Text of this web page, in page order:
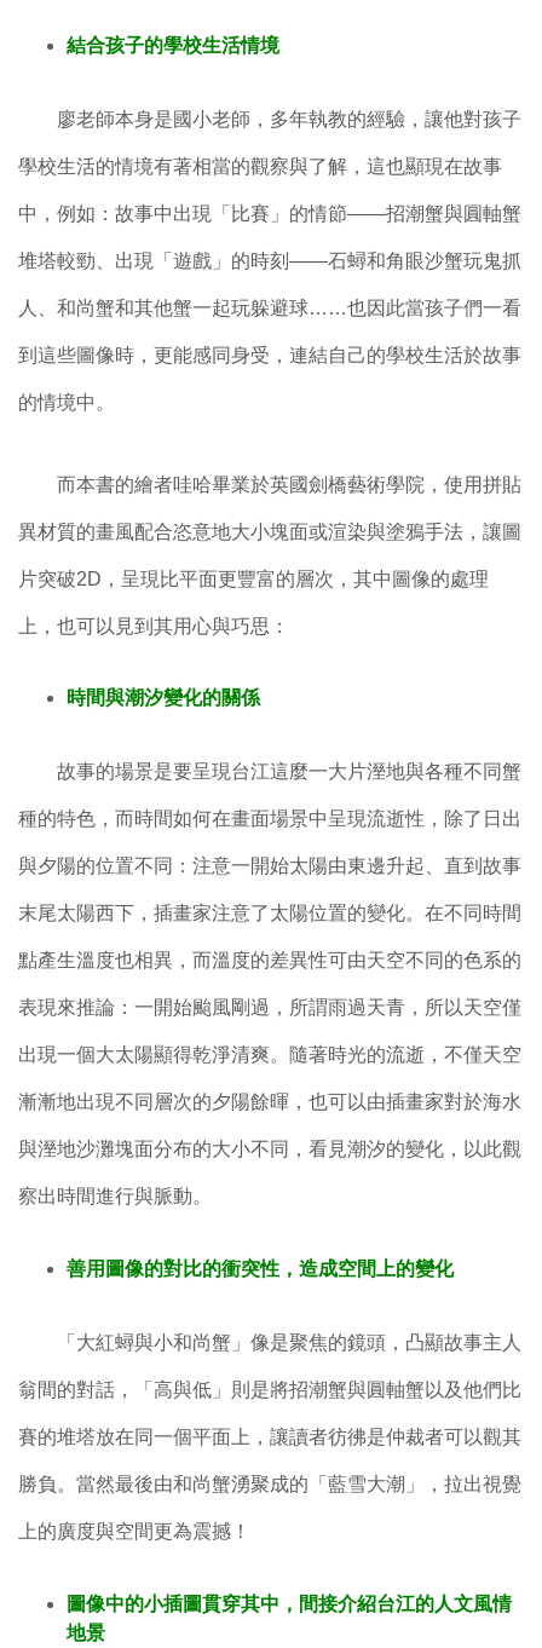
結合孩子的學校生活情境
廖老師本身是國小老師，多年執教的經驗，讓他對孩子
學校生活的情境有著相當的觀察與了解，這也顯現在故事
中，例如：故事中出現「比賽」的情節——招潮蟹與圓軸蟹
堆塔較勁、出現「遊戲」的時刻——石蟳和角眼沙蟹玩鬼抓
人、和尚蟹和其他蟹一起玩躲避球……也因此當孩子們一看
到這些圖像時，更能感同身受，連結自己的學校生活於故事
的情境中。
而本書的繪者哇哈畢業於英國劍橋藝術學院，使用拼貼
異材質的畫風配合恣意地大小塊面或渲染與塗鴉手法，讓圖
片突破2D，呈現比平面更豐富的層次，其中圖像的處理
上，也可以見到其用心與巧思：
時間與潮汐變化的關係
故事的場景是要呈現台江這麼一大片溼地與各種不同蟹
種的特色，而時間如何在畫面場景中呈現流逝性，除了日出
與夕陽的位置不同：注意一開始太陽由東邊升起、直到故事
末尾太陽西下，插畫家注意了太陽位置的變化。在不同時間
點產生溫度也相異，而溫度的差異性可由天空不同的色系的
表現來推論：一開始颱風剛過，所謂雨過天青，所以天空僅
出現一個大太陽顯得乾淨清爽。隨著時光的流逝，不僅天空
漸漸地出現不同層次的夕陽餘暉，也可以由插畫家對於海水
與溼地沙灘塊面分布的大小不同，看見潮汐的變化，以此觀
察出時間進行與脈動。
善用圖像的對比的衝突性，造成空間上的變化
「大紅蟳與小和尚蟹」像是聚焦的鏡頭，凸顯故事主人
翁間的對話，「高與低」則是將招潮蟹與圓軸蟹以及他們比
賽的堆塔放在同一個平面上，讓讀者彷彿是仲裁者可以觀其
勝負。當然最後由和尚蟹湧聚成的「藍雪大潮」，拉出視覺
上的廣度與空間更為震撼！
圖像中的小插圖貫穿其中，間接介紹台江的人文風情
地景